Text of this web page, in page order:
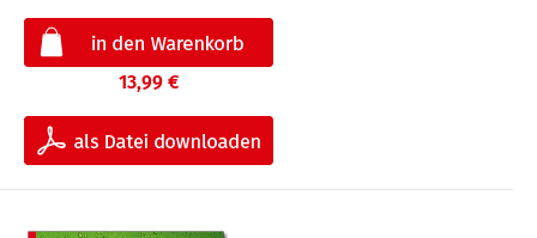
13,99 €